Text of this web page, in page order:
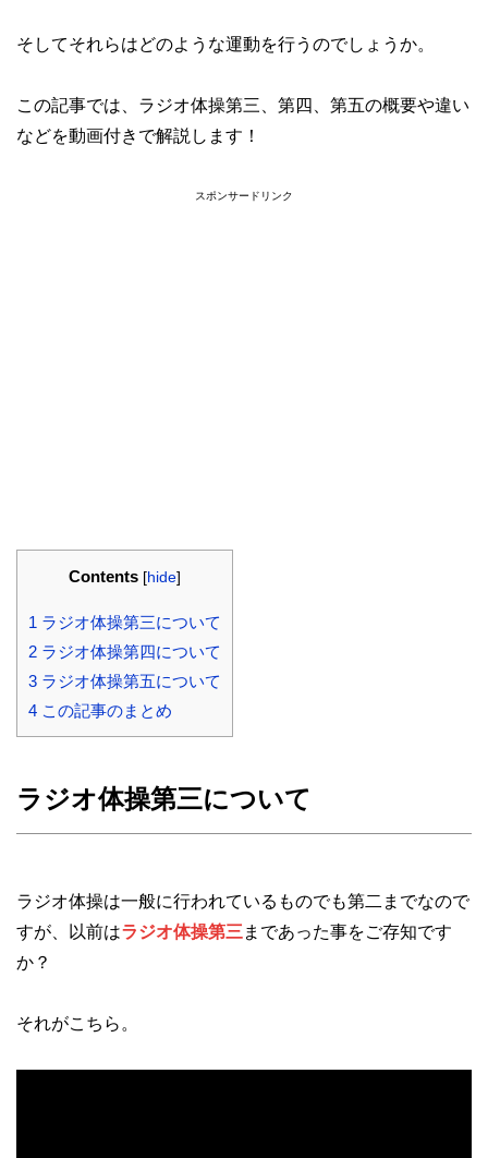
そしてそれらはどのような運動を行うのでしょうか。
この記事では、ラジオ体操第三、第四、第五の概要や違い
などを動画付きで解説します！
スポンサードリンク
Contents [hide]
1 ラジオ体操第三について
2 ラジオ体操第四について
3 ラジオ体操第五について
4 この記事のまとめ
ラジオ体操第三について
ラジオ体操は一般に行われているものでも第二までなので
すが、以前はラジオ体操第三 まであった事をご存知です
か？
それがこちら。